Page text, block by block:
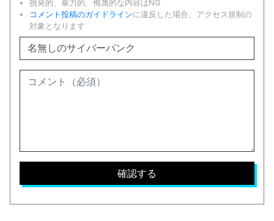
挑発的、暴力的、侮蔑的な内容はNG
コメント投稿のガイドラインに違反した場合、アクセス規制の
対象となります